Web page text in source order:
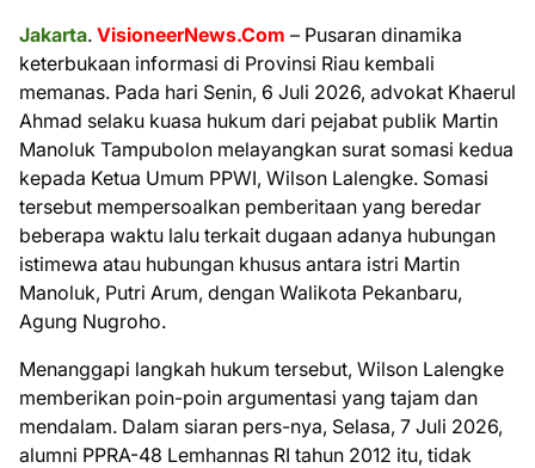
Jakarta. VisioneerNews.Com – Pusaran dinamika
keterbukaan informasi di Provinsi Riau kembali
memanas. Pada hari Senin, 6 Juli 2026, advokat Khaerul
Ahmad selaku kuasa hukum dari pejabat publik Martin
Manoluk Tampubolon melayangkan surat somasi kedua
kepada Ketua Umum PPWI, Wilson Lalengke. Somasi
tersebut mempersoalkan pemberitaan yang beredar
beberapa waktu lalu terkait dugaan adanya hubungan
istimewa atau hubungan khusus antara istri Martin
Manoluk, Putri Arum, dengan Walikota Pekanbaru,
Agung Nugroho.
Menanggapi langkah hukum tersebut, Wilson Lalengke
memberikan poin-poin argumentasi yang tajam dan
mendalam. Dalam siaran pers-nya, Selasa, 7 Juli 2026,
alumni PPRA-48 Lemhannas RI tahun 2012 itu, tidak